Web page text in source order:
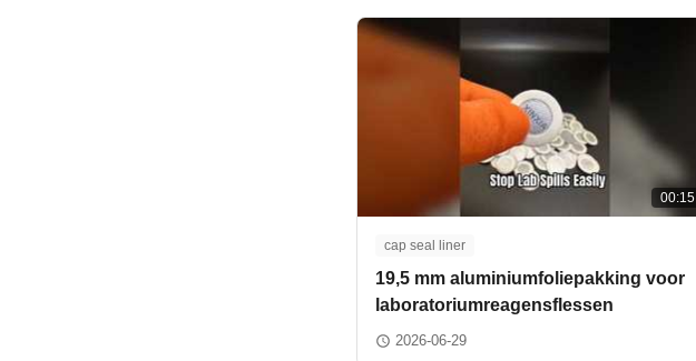
00:15
cap seal liner
19,5 mm aluminiumfoliepakking voor
laboratoriumreagensflessen
2026-06-29